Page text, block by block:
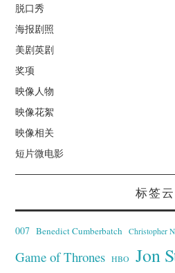
脱口秀
海报剧照
美剧英剧
奖项
映像人物
映像花絮
映像相关
短片微电影
标签云
007 Benedict Cumberbatch Christopher
Game of Thrones HBO Jon